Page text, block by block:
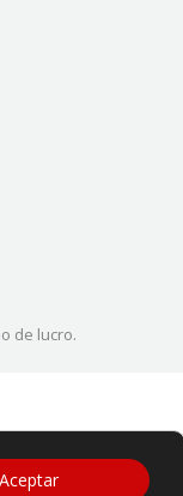
de lucro.
Aceptar